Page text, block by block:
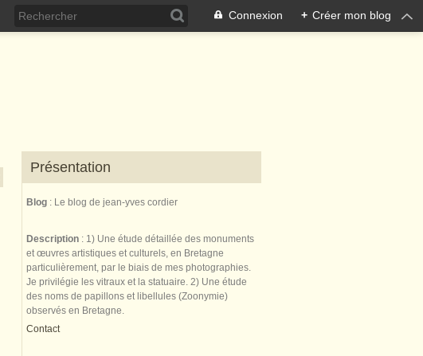
Connexion + Créer mon blog
Présentation
Blog : Le blog de jean-yves cordier
Description : 1) Une étude détaillée des monuments
et œuvres artistiques et culturels, en Bretagne
particulièrement, par le biais de mes photographies.
Je privilégie les vitraux et la statuaire. 2) Une étude
des noms de papillons et libellules (Zoonymie)
observés en Bretagne.
Contact